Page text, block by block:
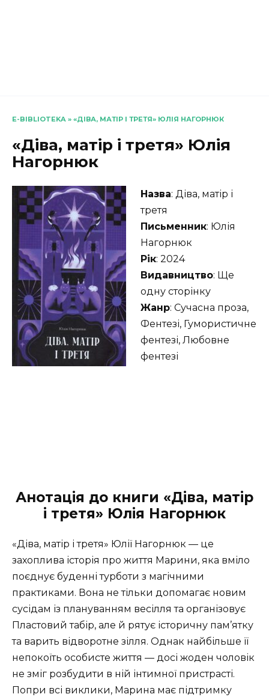
E-BIBLIOTEKA » «ДІВА, МАТІР І ТРЕТЯ» ЮЛІЯ НАГОРНЮК
«Діва, матір і третя» Юлія
Нагорнюк
Назва: Діва, матір і
третя
Письменник: Юлія
Нагорнюк
Рік: 2024
Видавництво: Ще
одну сторінку
Жанр: Сучасна проза,
Фентезі, Гумористичне
фентезі, Любовне
фентезі
Анотація до книги «Діва, матір
і третя» Юлія Нагорнюк
«Діва, матір і третя» Юлії Нагорнюк — це
захоплива історія про життя Марини, яка вміло
поєднує буденні турботи з магічними
практиками. Вона не тільки допомагає новим
сусідам із плануванням весілля та організовує
Пластовий табір, але й рятує історичну пам’ятку
та варить відворотне зілля. Однак найбільше її
непокоїть особисте життя — досі жоден чоловік
не зміг розбудити в ній інтимної пристрасті.
Попри всі виклики, Марина має підтримку